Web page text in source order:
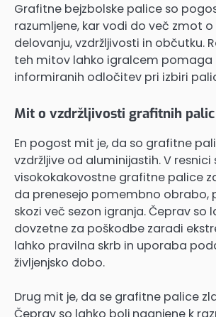
Grafitne bejzbolske palice so
razumljene, kar vodi do več zmot
delovanju, vzdržljivosti in občutku.
teh mitov lahko igralcem pomaga
informiranih odločitev pri izbiri
Mit o vzdržljivosti grafitnih palic
En pogost mit je, da so grafitne
vzdržljive od aluminijastih. V resnici
visokokakovostne grafitne palice
da prenesejo pomembno obrabo,
skozi več sezon igranja. Čeprav so
dovzetne za poškodbe zaradi
lahko pravilna skrb in uporaba
življenjsko dobo.
Drug mit je, da se grafitne palice
Čeprav so lahko bolj nagnjene k